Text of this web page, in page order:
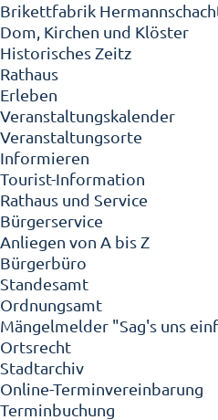
Brikettfabrik
Dom, Kirchen und Klöster
Historisches Zeitz
Rathaus
Erleben
Veranstaltungskalender
Veranstaltungsorte
Informieren
Tourist-Information
Rathaus und Service
Bürgerservice
Anliegen von A bis Z
Bürgerbüro
Standesamt
Ordnungsamt
Mängelmelder "Sag's uns
Ortsrecht
Stadtarchiv
Online-Terminvereinbarung
Terminbuchung